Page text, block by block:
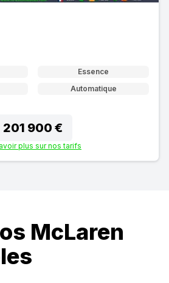
Essence
Automatique
201 900 €
plus sur nos tarifs
McLaren